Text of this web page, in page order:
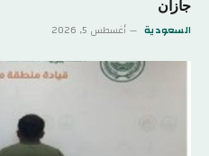
جازان
السعودية أغسطس 5, 2026